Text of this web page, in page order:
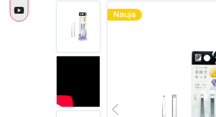
Nauja